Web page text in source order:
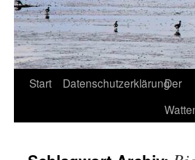
Start DatenschutzerklärungDer